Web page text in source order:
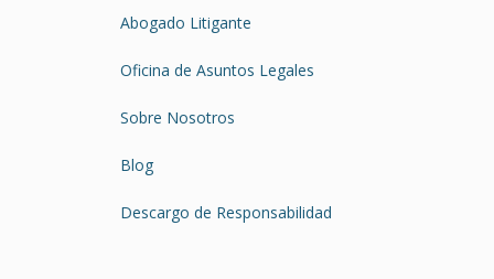
Abogado Litigante
Oficina de Asuntos Legales
Sobre Nosotros
Blog
Descargo de Responsabilidad